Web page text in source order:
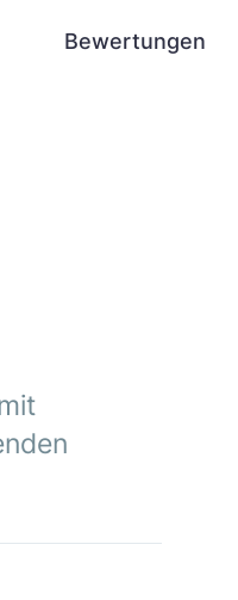
Bewertungen